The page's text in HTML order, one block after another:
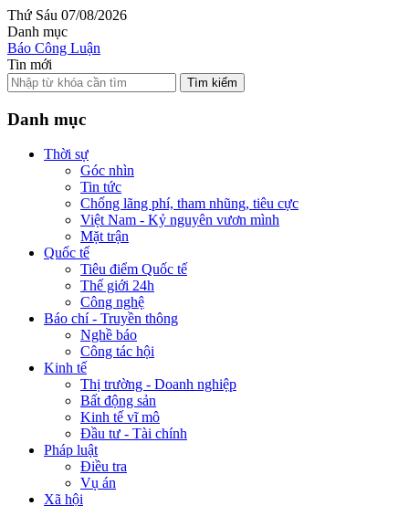
Thứ Sáu 07/08/2026
Danh mục
Báo Công Luận
Tin mới
Tìm kiếm
Danh mục
Thời sự
Góc nhìn
Tin tức
Chống lãng phí, tham nhũng, tiêu cực
Việt Nam - Kỷ nguyên vươn mình
Mặt trận
Quốc tế
Tiêu điểm Quốc tế
Thế giới 24h
Công nghệ
Báo chí - Truyền thông
Nghề báo
Công tác hội
Kinh tế
Thị trường - Doanh nghiệp
Bất động sản
Kinh tế vĩ mô
Đầu tư - Tài chính
Pháp luật
Điều tra
Vụ án
Xã hội